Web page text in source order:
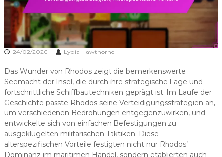
24/02/2026 Lydia Hawthorne
Das Wunder von Rhodos zeigt die bemerkenswerte
Seemacht der Insel, die durch ihre strategische Lage und
fortschrittliche Schiffbautechniken geprägt ist. Im Laufe der
Geschichte passte Rhodos seine Verteidigungsstrategien an,
um verschiedenen Bedrohungen entgegenzuwirken, und
entwickelte sich von einfachen Befestigungen zu
ausgeklügelten militärischen Taktiken. Diese
alterspezifischen Vorteile festigten nicht nur Rhodos’
Dominanz im maritimen Handel, sondern etablierten auch